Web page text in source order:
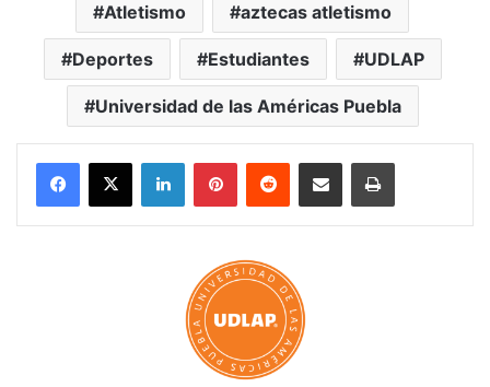
Atletismo aztecas atletismo
Deportes Estudiantes UDLAP
Universidad de las Américas Puebla
LinkedInPinterestReddit Share via Email Print